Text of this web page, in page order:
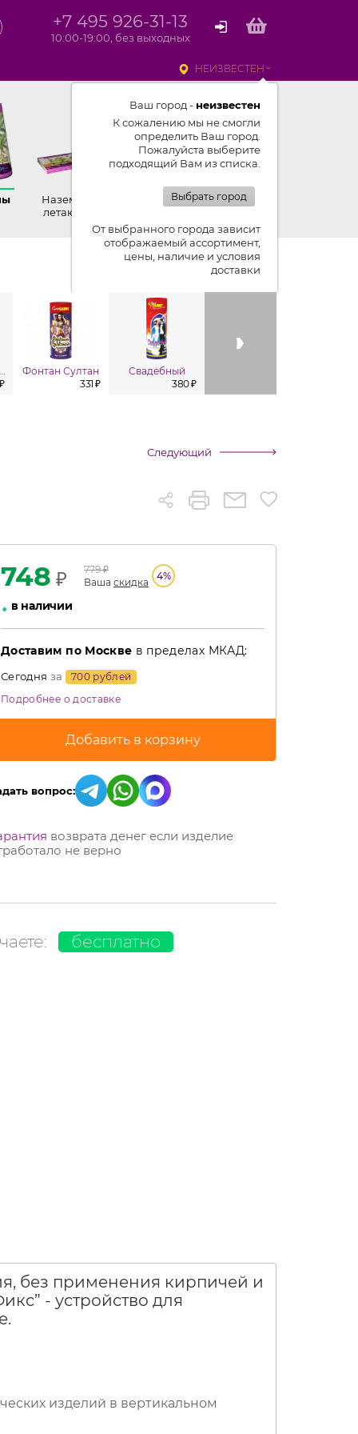
+7 495 926-31-13
10:00-19:00, без выходных
НЕИЗВЕСТЕН
Ваш город - неизвестен
К сожалению мы не смогли
определить Ваш город.
Пожалуйста выберите
подходящий Вам из списка.
Выбрать город
От выбранного города зависит
отображаемый ассортимент,
цены, наличие и условия
доставки
Наземные,
летающие
Петарды
Показывать ленту изделий
Брюлики (в уп. 4 шт.)
Фонтан Султан
331 ₽
Свадебный
380 ₽
Следующий
748 ₽ 779₽
Ваша скидка
4%
• в наличии
Доставим по Москве в пределах МКАД:
Сегодня за
700 рублей
Подробнее о доставке
вопрос:
возврата денег если изделие
не верно
бесплатно
без применения кирпичей и
- устройство для
изделий в вертикальном